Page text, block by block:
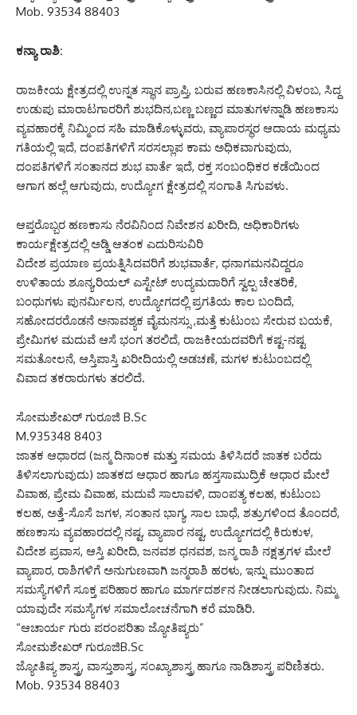
Mob. 93534 88403
ಕನ್ಯಾ ರಾಶಿ:
ರಾಜಕೀಯ ಕ್ಷೇತ್ರದಲ್ಲಿ ಉನ್ನತ ಸ್ಥಾನ ಪ್ರಾಪ್ತಿ, ಬರುವ ಹಣಕಾಸಿನಲ್ಲಿ ವಿಳಂಬ, ಸಿದ್ದ
ಉಡುಪು ಮಾರಾಟಗಾರರಿಗೆ ಶುಭದಿನ,ಬಣ್ಣ ಬಣ್ಣದ ಮಾತುಗಳನ್ನಾಡಿ ಹಣಕಾಸು
ವ್ಯವಹಾರಕ್ಕೆ ನಿಮ್ಮಿಂದ ಸಹಿ ಮಾಡಿಕೊಳ್ಳುವರು, ವ್ಯಾಪಾರಸ್ಥರ ಆದಾಯ ಮಧ್ಯಮ
ಗತಿಯಲ್ಲಿ ಇದೆ, ದಂಪತಿಗಳಿಗೆ ಸರಸಲ್ಲಾಪ ಕಾಮ ಅಧಿಕವಾಗುವುದು,
ದಂಪತಿಗಳಿಗೆ ಸಂತಾನದ ಶುಭ ವಾರ್ತೆ ಇದೆ, ರಕ್ತ ಸಂಬಂಧಿಕರ ಕಡೆಯಿಂದ
ಆಗಾಗ ಹಲ್ಲೆ ಆಗುವುದು, ಉದ್ಯೋಗ ಕ್ಷೇತ್ರದಲ್ಲಿ ಸಂಗಾತಿ ಸಿಗುವಳು.
ಆಪ್ತರೊಬ್ಬರ ಹಣಕಾಸು ನೆರವಿನಿಂದ ನಿವೇಶನ ಖರೀದಿ, ಅಧಿಕಾರಿಗಳು
ಕಾರ್ಯಕ್ಷೇತ್ರದಲ್ಲಿ ಅಡ್ಡಿ ಆತಂಕ ಎದುರಿಸುವಿರಿ
ವಿದೇಶ ಪ್ರಯಾಣ ಪ್ರಯತ್ನಿಸಿದವರಿಗೆ ಶುಭವಾರ್ತೆ, ಧನಾಗಮನವಿದ್ದರೂ
ಉಳಿತಾಯ ಶೂನ್ಯ,ರಿಯಲ್ ಎಸ್ಟೇಟ್ ಉದ್ಯಮದಾರಿಗೆ ಸ್ವಲ್ಪ ಚೇತರಿಕೆ,
ಬಂಧುಗಳು ಪುನರ್ಮಿಲನ, ಉದ್ಯೋಗದಲ್ಲಿ ಪ್ರಗತಿಯ ಕಾಲ ಬಂದಿದೆ,
ಸಹೋದರರೊಡನೆ ಅನಾವಶ್ಯಕ ವೈಮನಸ್ಸು ,ಮತ್ತೆ ಕುಟುಂಬ ಸೇರುವ ಬಯಕೆ,
ಪ್ರೇಮಿಗಳ ಮದುವೆ ಆಸೆ ಭಂಗ ತರಲಿದೆ, ರಾಜಕೀಯದವರಿಗೆ ಕಷ್ಟ-ನಷ್ಟ
ಸಮತೋಲನೆ, ಆಸ್ತಿಪಾಸ್ತಿ ಖರೀದಿಯಲ್ಲಿ ಅಡಚಣೆ, ಮಗಳ ಕುಟುಂಬದಲ್ಲಿ
ವಿವಾದ ತಕರಾರುಗಳು ತರಲಿದೆ.
ಸೋಮಶೇಖರ್ ಗುರೂಜಿ B.Sc
M.935348 8403
ಜಾತಕ ಆಧಾರದ (ಜನ್ಮ ದಿನಾಂಕ ಮತ್ತು ಸಮಯ ತಿಳಿಸಿದರೆ ಜಾತಕ ಬರೆದು
ತಿಳಿಸಲಾಗುವುದು) ಜಾತಕದ ಆಧಾರ ಹಾಗೂ ಹಸ್ತಸಾಮುದ್ರಿಕೆ ಆಧಾರ ಮೇಲೆ
ವಿವಾಹ, ಪ್ರೇಮ ವಿವಾಹ, ಮದುವೆ ಸಾಲಾವಳಿ, ದಾಂಪತ್ಯ ಕಲಹ, ಕುಟುಂಬ
ಕಲಹ, ಅತ್ತೆ-ಸೊಸೆ ಜಗಳ, ಸಂತಾನ ಭಾಗ್ಯ, ಸಾಲ ಬಾಧೆ, ಶತ್ರುಗಳಿಂದ ತೊಂದರೆ,
ಹಣಕಾಸು ವ್ಯವಹಾರದಲ್ಲಿ ನಷ್ಟ, ವ್ಯಾಪಾರ ನಷ್ಟ, ಉದ್ಯೋಗದಲ್ಲಿ ಕಿರುಕುಳ,
ವಿದೇಶ ಪ್ರವಾಸ, ಆಸ್ತಿ ಖರೀದಿ, ಜನವಶ ಧನವಶ, ಜನ್ಮ ರಾಶಿ ನಕ್ಷತ್ರಗಳ ಮೇಲೆ
ವ್ಯಾಪಾರ, ರಾಶಿಗಳಿಗೆ ಅನುಗುಣವಾಗಿ ಜನ್ಮರಾಶಿ ಹರಳು, ಇನ್ನು ಮುಂತಾದ
ಸಮಸ್ಯೆಗಳಿಗೆ ಸೂಕ್ತ ಪರಿಹಾರ ಹಾಗೂ ಮಾರ್ಗದರ್ಶನ ನೀಡಲಾಗುವುದು. ನಿಮ್ಮ
ಯಾವುದೇ ಸಮಸ್ಯೆಗಳ ಸಮಾಲೋಚನೆಗಾಗಿ ಕರೆ ಮಾಡಿರಿ.
“ಆಚಾರ್ಯ ಗುರು ಪರಂಪರಿತಾ ಜ್ಯೋತಿಷ್ಯರು”
ಸೋಮಶೇಖರ್ ಗುರೂಜಿB.Sc
ಜ್ಯೋತಿಷ್ಯ ಶಾಸ್ತ್ರ, ವಾಸ್ತುಶಾಸ್ತ್ರ, ಸಂಖ್ಯಾಶಾಸ್ತ್ರ ಹಾಗೂ ನಾಡಿಶಾಸ್ತ್ರ ಪರಿಣಿತರು.
Mob. 93534 88403